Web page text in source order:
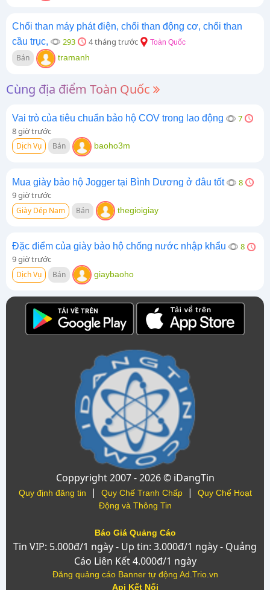
Chổi than máy phát điện, chổi than động cơ, chổi than
cầu trục,
293 4 tháng trước Toàn Quốc
Bán tramanh
Cùng địa điểm Toàn Quốc
Vai trò của tiêu chuẩn bảo hộ COV trong lao động
7
8 giờ trước
Dịch Vụ Bán baoho3m
Mua giày bảo hộ Jogger tại Bình Dương ở đâu tốt
8
9 giờ trước
Giày Dép Nam Bán thegioigiay
Đặc điểm của giày bảo hộ chống nước nhập khẩu
8
9 giờ trước
Dịch Vụ Bán giaybaoho
Coppyright 2007 - 2026 © iDangTin
Quy định đăng tin | Quy Chế Tranh Chấp|
Quy Chế Hoạt
Động và Thông Tin
Báo Giá Quảng Cáo
Tin VIP: 5.000đ/1 ngày - Up tin: 3.000đ/1 ngày - Quảng
Cáo Liên Kết 4.000đ/1 ngày
Đăng quảng cáo Banner tự động Ad.Trio.vn
Api Kết Nối